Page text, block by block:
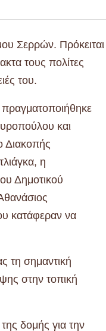
Σερρών. Πρόκειται
τους πολίτες
του.
και
Διακοπής
η
Δημοτικού
κατάφεραν να
τη σημαντική
στην τοπική
δομής για την